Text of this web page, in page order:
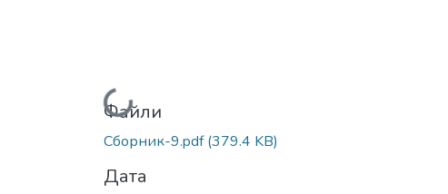
Вантажиться...
Файли
Сборник-9.pdf(379.4 KB)
Дата